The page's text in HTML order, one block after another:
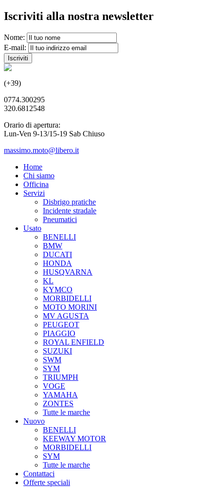
Iscriviti alla nostra newsletter
Nome:
E-mail:
(+39)
0774.300295
320.6812548
Orario di apertura:
Lun-Ven 9-13/15-19 Sab Chiuso
massimo.moto@libero.it
Home
Chi siamo
Officina
Servizi
Disbrigo pratiche
Incidente stradale
Pneumatici
Usato
BENELLI
BMW
DUCATI
HONDA
HUSQVARNA
KL
KYMCO
MORBIDELLI
MOTO MORINI
MV AGUSTA
PEUGEOT
PIAGGIO
ROYAL ENFIELD
SUZUKI
SWM
SYM
TRIUMPH
VOGE
YAMAHA
ZONTES
Tutte le marche
Nuovo
BENELLI
KEEWAY MOTOR
MORBIDELLI
SYM
Tutte le marche
Contattaci
Offerte speciali